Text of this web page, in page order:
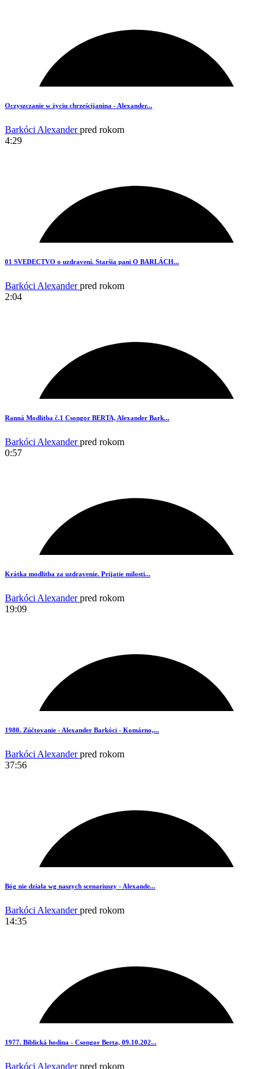
4
Oczyszczanie w życiu chrześcijanina - Alexander...
Barkóci Alexanderpred rokom
4:29
2
01 SVEDECTVO o uzdravení. Staršia pani O BARLÁCH...
Barkóci Alexanderpred rokom
2:04
3
Ranná Modlitba č.1 Csongor BERTA, Alexander Bark...
Barkóci Alexanderpred rokom
0:57
2
Krátka modlitba za uzdravenie. Prijatie milosti...
Barkóci Alexanderpred rokom
19:09
4
1980. Zúčtovanie - Alexander Barkóci - Komárno,...
Barkóci Alexanderpred rokom
37:56
3
Bóg nie działa wg naszych scenariuszy - Alexande...
Barkóci Alexanderpred rokom
14:35
1977. Biblická hodina - Csongor Berta, 09.10.202...
Barkóci Alexanderpred rokom